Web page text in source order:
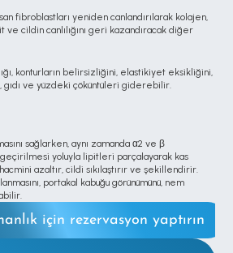
fibroblastları yeniden canlandırılarak kolajen,
cildin canlılığını geri kazandıracak diğer
konturların belirsizliğini, elastikiyet eksikliğini,
gıdı ve yüzdeki çöküntüleri giderebilir.
sağlarken, aynı zamanda α2 ve β
yoluyla lipitleri parçalayarak kas
azaltır, cildi sıkılaştırır ve şekillendirir.
portakal kabuğu görünümünü, nem
için rezervasyon yaptırın